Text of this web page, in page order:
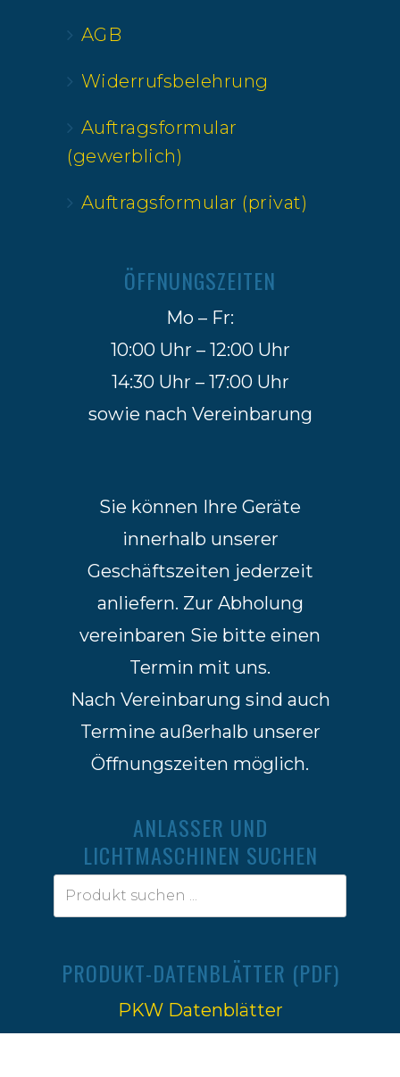
AGB
Widerrufsbelehrung
Auftragsformular
(gewerblich)
Auftragsformular (privat)
ÖFFNUNGSZEITEN
Mo – Fr:
10:00 Uhr – 12:00 Uhr
14:30 Uhr – 17:00 Uhr
sowie nach Vereinbarung
Sie können Ihre Geräte
innerhalb unserer
Geschäftszeiten jederzeit
anliefern. Zur Abholung
vereinbaren Sie bitte einen
Termin mit uns.
Nach Vereinbarung sind auch
Termine außerhalb unserer
Öffnungszeiten möglich.
ANLASSER UND
LICHTMASCHINEN SUCHEN
PRODUKT-DATENBLÄTTER (PDF)
PKW Datenblätter